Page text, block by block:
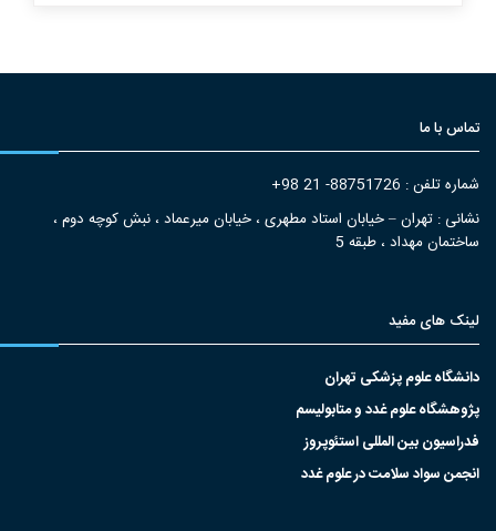
تماس با ما
شماره تلفن : 88751726- 21 98+
نشانی : تهران – خیابان استاد مطهری ، خیابان میرعماد ، نبش کوچه دوم ،
ساختمان مهداد ، طبقه 5
لینک های مفید
دانشگاه علوم پزشکی تهران
پژوهشگاه علوم غدد و متابولیسم
فدراسیون بین المللی استئوپروز
انجمن سواد سلامت در علوم غدد